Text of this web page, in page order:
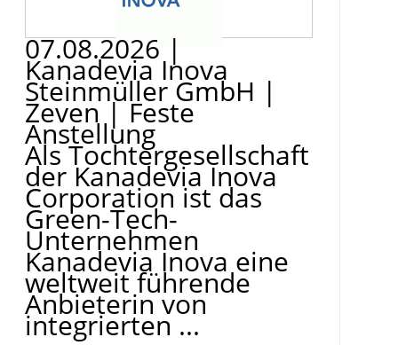
07.08.2026 |
Kanadevia Inova
Steinmüller GmbH |
Zeven|Feste
Anstellung
Als Tochtergesellschaft
der Kanadevia Inova
Corporation ist das
Green-Tech-
Unternehmen
Kanadevia Inova eine
weltweit führende
Anbieterin von
integrierten ...